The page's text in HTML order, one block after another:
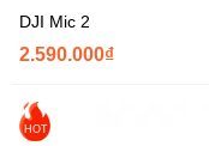
DJI Mic 2
2.590.000₫
HOT